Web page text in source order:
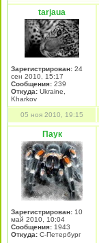
tarjaua
Зарегистрирован: 24
сен 2010, 15:17
Сообщения: 239
Откуда: Ukraine,
Kharkov
05 ноя 2010, 19:15
Паук
Зарегистрирован: 10
май 2010, 10:04
Сообщения: 1943
Откуда: С-Петербург